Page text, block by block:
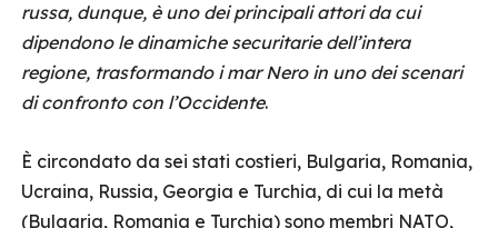
russa, dunque, è uno dei principali attori da cui
dipendono le dinamiche securitarie dell’intera
regione, trasformando i mar Nero in uno dei scenari
di confronto con l’Occidente.
È circondato da sei stati costieri, Bulgaria, Romania,
Ucraina, Russia, Georgia e Turchia, di cui la metà
(Bulgaria, Romania e Turchia) sono membri NATO,